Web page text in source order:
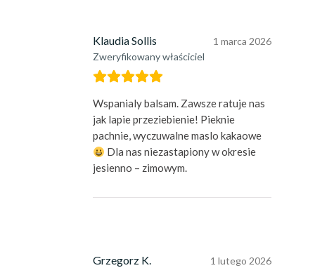
Klaudia Sollis
Zweryfikowany właściciel
1 marca 2026
Wspanialy balsam. Zawsze ratuje nas
jak lapie przeziebienie! Pieknie
pachnie, wyczuwalne maslo kakaowe
Dla nas niezastapiony w okresie
jesienno – zimowym.
Grzegorz K. 1 lutego 2026